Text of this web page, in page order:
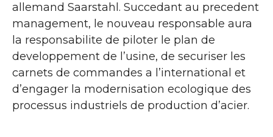
allemand Saarstahl. Succedant au precedent
management, le nouveau responsable aura
la responsabilite de piloter le plan de
developpement de l’usine, de securiser les
carnets de commandes a l’international et
d’engager la modernisation ecologique des
processus industriels de production d’acier.